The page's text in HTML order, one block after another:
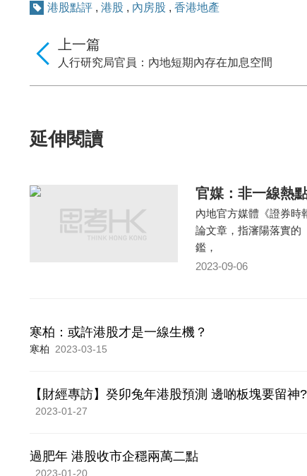
港股點評 , 港股 , 內房股 , 香港地產
上一篇
人行研究局官員：內地短期內存在加息空間
延伸閱讀
官媒：非一線熱
內地官方媒體《證券時
論文章，指瀋陽落實的
鑑，
2023-09-06
寒柏：或許港股才是一線生機？
寒柏 2023-03-15
【財經專訪】癸卯兔年港股預測 邊啲板塊要留神?
2023-01-27
過肥年 港股收市企穩兩萬二點
2023-01-20